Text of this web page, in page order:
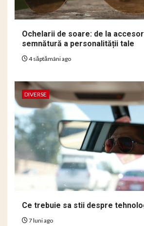
Ochelarii de soare: de la
semnătură a personalității tale
4 săptămâni ago
DIVERSE
Ce trebuie sa stii despre
7 luni ago